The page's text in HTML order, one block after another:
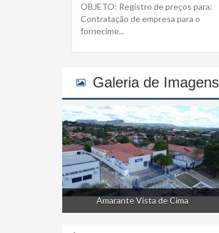
OBJETO: Registro de preços para:
Contratação de empresa para o
fornecime...
Galeria de Imagens
Amarante Vista de Cima